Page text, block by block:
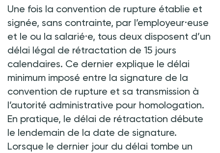
Une fois la convention de rupture établie et
signée, sans contrainte, par l’employeur·euse
et le ou la salarié·e, tous deux disposent d’un
délai légal de rétractation de 15 jours
calendaires. Ce dernier explique le délai
minimum imposé entre la signature de la
convention de rupture et sa transmission à
l’autorité administrative pour homologation.
En pratique, le délai de rétractation débute
le lendemain de la date de signature.
Lorsque le dernier jour du délai tombe un